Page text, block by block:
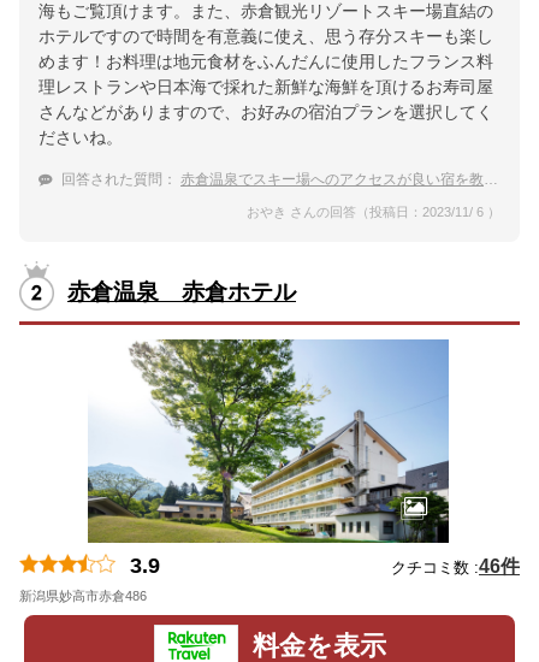
海もご覧頂けます。また、赤倉観光リゾートスキー場直結の
ホテルですので時間を有意義に使え、思う存分スキーも楽し
めます！お料理は地元食材をふんだんに使用したフランス料
理レストランや日本海で採れた新鮮な海鮮を頂けるお寿司屋
さんなどがありますので、お好みの宿泊プランを選択してく
ださいね。
回答された質問： 赤倉温泉でスキー場へのアクセスが良い宿を教えて
おやき さんの回答（投稿日：2023/11/ 6 ）
赤倉温泉 赤倉ホテル
3.9 クチコミ数 :46件
新潟県妙高市赤倉486
料金を表示